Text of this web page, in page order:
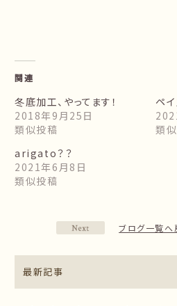
関連
冬底加工、やってます！
2018年9月25日
類似投稿
ペ
類
arigato？？
2021年6月8日
類似投稿
ブログ一覧へ
最新記事